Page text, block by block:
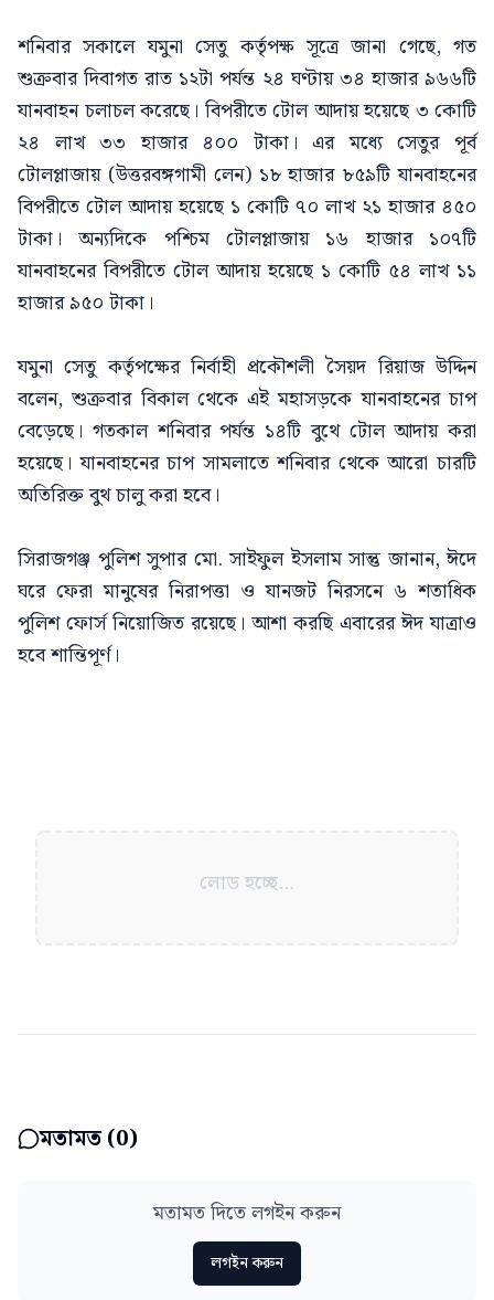
শনিবার সকালে যমুনা সেতু কর্তৃপক্ষ সূত্রে জানা গেছে, গত
শুক্রবার দিবাগত রাত ১২টা পর্যন্ত ২৪ ঘণ্টায় ৩৪ হাজার ৯৬৬টি
যানবাহন চলাচল করেছে। বিপরীতে টোল আদায় হয়েছে ৩ কোটি
২৪ লাখ ৩৩ হাজার ৪০০ টাকা। এর মধ্যে সেতুর পূর্ব
টোলপ্লাজায় (উত্তরবঙ্গগামী লেন) ১৮ হাজার ৮৫৯টি যানবাহনের
বিপরীতে টোল আদায় হয়েছে ১ কোটি ৭০ লাখ ২১ হাজার ৪৫০
টাকা। অন্যদিকে পশ্চিম টোলপ্লাজায় ১৬ হাজার ১০৭টি
যানবাহনের বিপরীতে টোল আদায় হয়েছে ১ কোটি ৫৪ লাখ ১১
হাজার ৯৫০ টাকা।
যমুনা সেতু কর্তৃপক্ষের নির্বাহী প্রকৌশলী সৈয়দ রিয়াজ উদ্দিন
বলেন, শুক্রবার বিকাল থেকে এই মহাসড়কে যানবাহনের চাপ
বেড়েছে। গতকাল শনিবার পর্যন্ত ১৪টি বুথে টোল আদায় করা
হয়েছে। যানবাহনের চাপ সামলাতে শনিবার থেকে আরো চারটি
অতিরিক্ত বুথ চালু করা হবে।
সিরাজগঞ্জ পুলিশ সুপার মো. সাইফুল ইসলাম সান্তু জানান, ঈদে
ঘরে ফেরা মানুষের নিরাপত্তা ও যানজট নিরসনে ৬ শতাধিক
পুলিশ ফোর্স নিয়োজিত রয়েছে। আশা করছি এবারের ঈদ যাত্রাও
হবে শান্তিপূর্ণ।
লোড হচ্ছে...
মতামত (0)
মতামত দিতে লগইন করুন
লগইন করুন